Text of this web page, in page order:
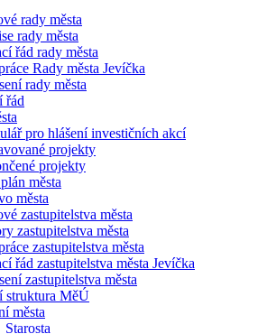
rady města
rady města
řád rady města
Rady města Jevíčka
rady města
řád
pro hlášení investičních akcí
projekty
projekty
města
města
zastupitelstva města
zastupitelstva města
zastupitelstva města
řád zastupitelstva města Jevíčka
zastupitelstva města
struktura MěÚ
města
Starosta